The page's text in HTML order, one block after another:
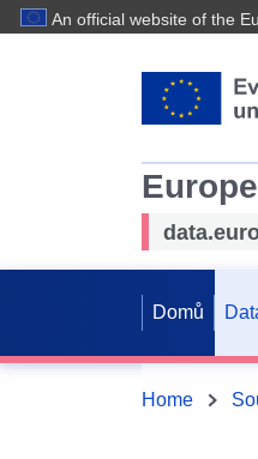
An official website of the
Domů
Home